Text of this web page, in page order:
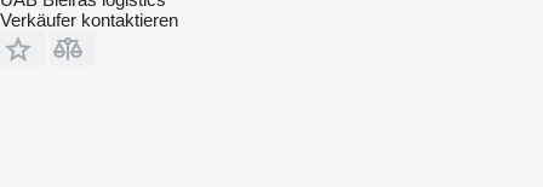
Verkäufer kontaktieren